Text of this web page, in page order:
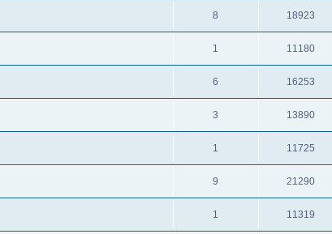
8 18923
1 11180
6 16253
3 13890
1 11725
9 21290
1 11319